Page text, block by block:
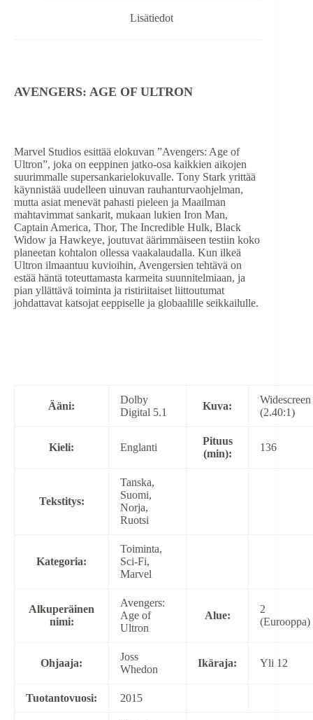
Lisätiedot
AVENGERS: AGE OF ULTRON
Marvel Studios esittää elokuvan ”Avengers: Age of
Ultron”, joka on eeppinen jatko-osa kaikkien aikojen
suurimmalle supersankarielokuvalle. Tony Stark yrittää
käynnistää uudelleen uinuvan rauhanturvaohjelman,
mutta asiat menevät pahasti pieleen ja Maailman
mahtavimmat sankarit, mukaan lukien Iron Man,
Captain America, Thor, The Incredible Hulk, Black
Widow ja Hawkeye, joutuvat äärimmäiseen testiin koko
planeetan kohtalon ollessa vaakalaudalla. Kun ilkeä
Ultron ilmaantuu kuvioihin, Avengersien tehtävä on
estää häntä toteuttamasta karmeita suunnitelmiaan, ja
pian yllättävä toiminta ja ristiriitaiset liittoutumat
johdattavat katsojat eeppiselle ja globaalille seikkailulle.
Ääni:
Dolby
Digital 5.1
Kuva:
Widescreen
(2.40:1)
Kieli: Englanti
Pituus
(min):
136
Tekstitys:
Tanska,
Suomi,
Norja,
Ruotsi
Kategoria:
Toiminta,
Sci-Fi,
Marvel
Alkuperäinen
nimi:
Avengers:
Age of
Ultron
Alue:
2
(Eurooppa)
Ohjaaja:
Joss
Whedon
Ikäraja: Yli 12
Tuotantovuosi: 2015